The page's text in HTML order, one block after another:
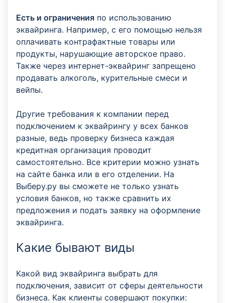
Есть и ограничения по использованию
эквайринга. Например, с его помощью нельзя
оплачивать контрафактные товары или
продукты, нарушающие авторское право.
Также через интернет-эквайринг запрещено
продавать алкоголь, курительные смеси и
вейпы.
Другие требования к компании перед
подключением к эквайрингу у всех банков
разные, ведь проверку бизнеса каждая
кредитная организация проводит
самостоятельно. Все критерии можно узнать
на сайте банка или в его отделении. На
Выберу.ру вы сможете не только узнать
условия банков, но также сравнить их
предложения и подать заявку на оформление
эквайринга.
Какие бывают виды
Какой вид эквайринга выбрать для
подключения, зависит от сферы деятельности
бизнеса. Как клиенты совершают покупки: